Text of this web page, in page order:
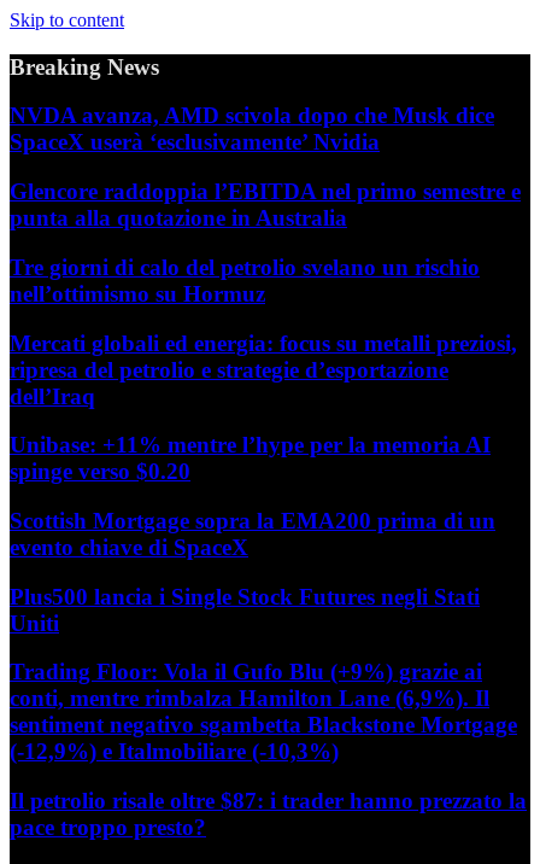
Skip to content
Breaking News
NVDA avanza, AMD scivola dopo che Musk dice
SpaceX userà ‘esclusivamente’ Nvidia
Glencore raddoppia l’EBITDA nel primo semestre e
punta alla quotazione in Australia
Tre giorni di calo del petrolio svelano un rischio
nell’ottimismo su Hormuz
Mercati globali ed energia: focus su metalli preziosi,
ripresa del petrolio e strategie d’esportazione
dell’Iraq
Unibase: +11% mentre l’hype per la memoria AI
spinge verso $0.20
Scottish Mortgage sopra la EMA200 prima di un
evento chiave di SpaceX
Plus500 lancia i Single Stock Futures negli Stati
Uniti
Trading Floor: Vola il Gufo Blu (+9%) grazie ai
conti, mentre rimbalza Hamilton Lane (6,9%). Il
sentiment negativo sgambetta Blackstone Mortgage
(-12,9%) e Italmobiliare (-10,3%)
Il petrolio risale oltre $87: i trader hanno prezzato la
pace troppo presto?